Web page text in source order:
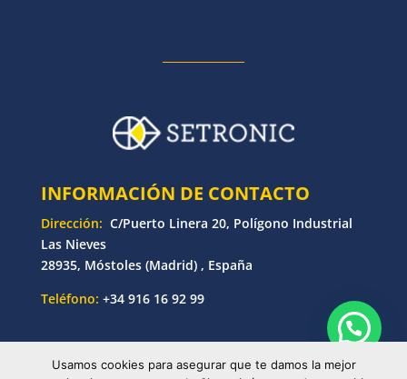
INFORMACIÓN DE CONTACTO
Dirección: C/Puerto Linera 20, Polígono Industrial
Las Nieves
28935, Móstoles (Madrid) , España
Teléfono: +34 916 16 92 99
© Copyright 2025 Setronic | Desarrollado por
Usamos cookies para asegurar que te damos la mejor